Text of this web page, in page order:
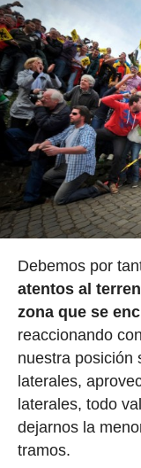
Debemos por
atentos al
zona que se
reaccionando
nuestra posición
laterales,
laterales, todo
dejarnos la
tramos.